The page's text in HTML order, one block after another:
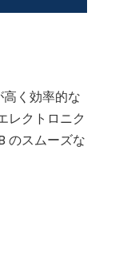
く効率的な
レクトロニク
のスムーズな